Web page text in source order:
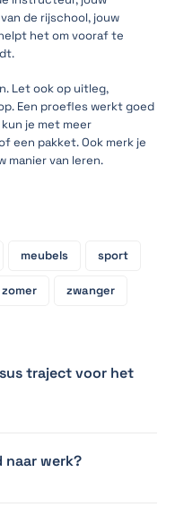
de rijschool, jouw
het om vooraf te
Let ook op uitleg,
Een proefles werkt goed
je met meer
een pakket. Ook merk je
manier van leren.
meubels sport
zomer zwanger
traject voor het
naar werk?